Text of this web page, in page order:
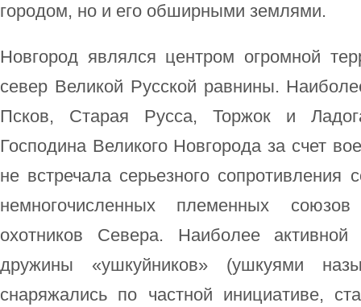
городом, но и его обширными землями.
Новгород являлся центром огромной
север Великой Русской равнины.
Псков, Старая Русса, Торжок и
Господина Великого Новгорода за счет
не встречала серьезного сопротивления
немногочисленных племенных
охотников Севера. Наиболее
дружины «ушкуйников» (ушкуями
снаряжались по частной инициативе,